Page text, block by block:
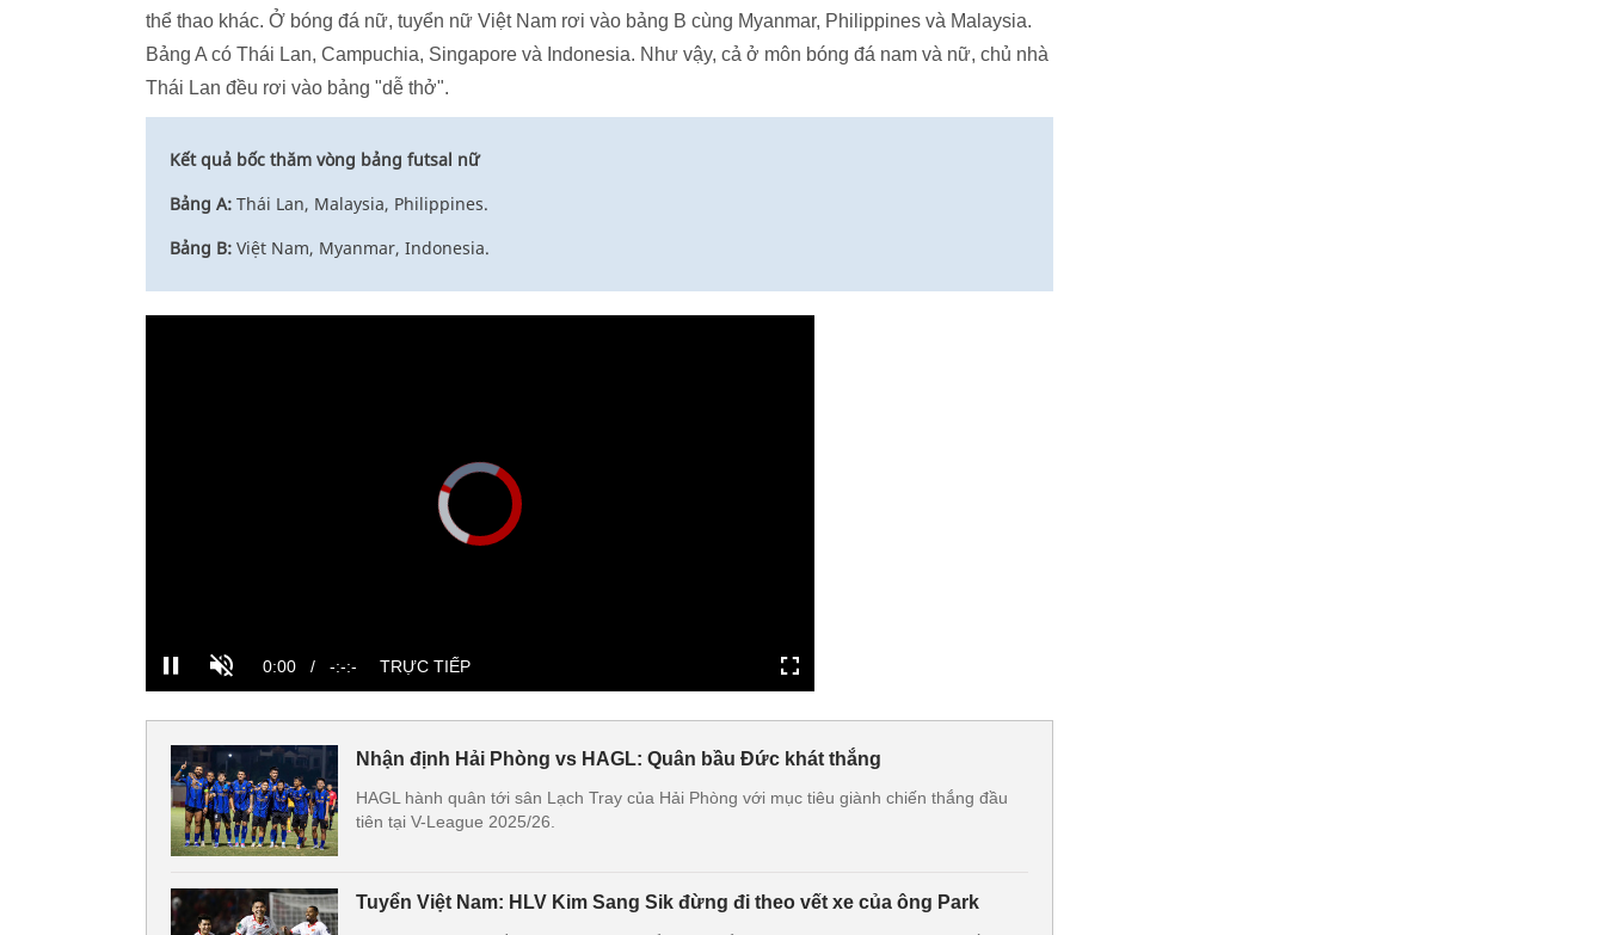
thể thao khác. Ở bóng đá nữ, tuyển nữ Việt Nam rơi vào bảng B cùng Myanmar, Philippines và Malaysia.
Bảng A có Thái Lan, Campuchia, Singapore và Indonesia. Như vậy, cả ở môn bóng đá nam và nữ, chủ nhà
Thái Lan đều rơi vào bảng "dễ thở".
Kết quả bốc thăm vòng bảng futsal nữ
Bảng A: Thái Lan, Malaysia, Philippines.
Bảng B: Việt Nam, Myanmar, Indonesia.
Nhận định Hải Phòng vs HAGL: Quân bầu Đức khát thắng
HAGL hành quân tới sân Lạch Tray của Hải Phòng với mục tiêu giành chiến thắng đầu
tiên tại V-League 2025/26.
Tuyển Việt Nam: HLV Kim Sang Sik đừng đi theo vết xe của ông Park